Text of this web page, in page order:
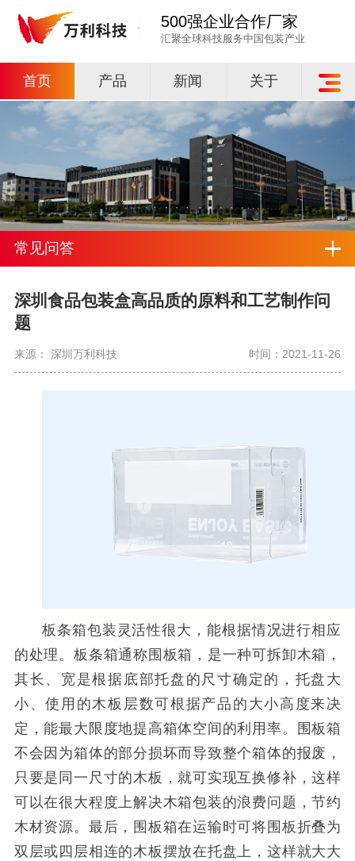
500强企业合作厂家
汇聚全球科技服务中国包装产业
首页 产品 新闻 关于
常见问答
深圳食品包装盒高品质的原料和工艺制作问
题
来源： 深圳万利科技 时间：2021-11-26
板条箱包装灵活性很大，能根据情况进行相应
的处理。板条箱通称围板箱，是一种可拆卸木箱，
其长、宽是根据底部托盘的尺寸确定的，托盘大
小、使用的木板层数可根据产品的大小高度来决
定，能最大限度地提高箱体空间的利用率。围板箱
不会因为箱体的部分损坏而导致整个箱体的报废，
只要是同一尺寸的木板，就可实现互换修补，这样
可以在很大程度上解决木箱包装的浪费问题，节约
木材资源。最后，围板箱在运输时可将围板折叠为
双层或四层相连的木板摆放在托盘上，这样就大大